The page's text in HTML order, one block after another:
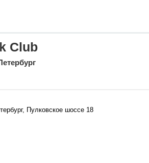
Club
Пулковское шоссе 18